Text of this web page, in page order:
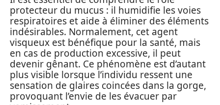
protecteur du mucus : il humidifie les voies
respiratoires et aide à éliminer des éléments
indésirables. Normalement, cet agent
visqueux est bénéfique pour la santé, mais
en cas de production excessive, il peut
devenir gênant. Ce phénomène est d’autant
plus visible lorsque l’individu ressent une
sensation de glaires coincées dans la gorge,
provoquant l’envie de les évacuer par